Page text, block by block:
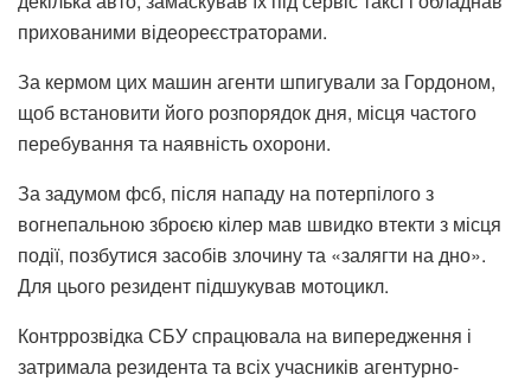
прихованими відеореєстраторами.
За кермом цих машин агенти шпигували за Гордоном,
щоб встановити його розпорядок дня, місця частого
перебування та наявність охорони.
За задумом фсб, після нападу на потерпілого з
вогнепальною зброєю кілер мав швидко втекти з місця
події, позбутися засобів злочину та «залягти на дно».
Для цього резидент підшукував мотоцикл.
Контррозвідка СБУ спрацювала на випередження і
затримала резидента та всіх учасників агентурно-